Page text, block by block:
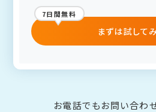
まずは試してみ
7日間無料
お電話でもお問い合わ